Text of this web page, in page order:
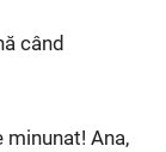
când
minunat! Ana,